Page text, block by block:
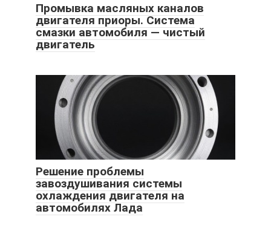
Промывка масляных каналов
двигателя приоры. Система
смазки автомобиля — чистый
двигатель
Решение проблемы
завоздушивания системы
охлаждения двигателя на
автомобилях Лада